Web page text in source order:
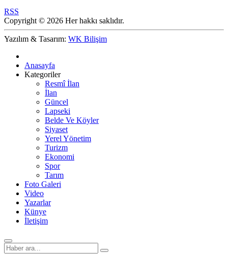
RSS
Copyright © 2026 Her hakkı saklıdır.
Yazılım & Tasarım: WK Bilişim
Anasayfa
Kategoriler
Resmî İlan
İlan
Güncel
Lapseki
Belde Ve Köyler
Siyaset
Yerel Yönetim
Turizm
Ekonomi
Spor
Tarım
Foto Galeri
Video
Yazarlar
Künye
İletişim